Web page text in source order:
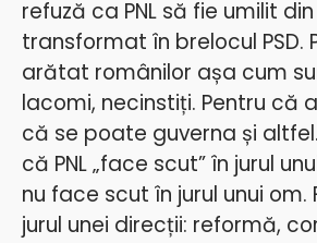
refuză ca PNL să fie umilit
transformat în brelocul PSD.
arătat românilor așa cum
lacomi, necinstiți. Pentru că
că se poate guverna și altfel.
că PNL „face scut” în jurul
nu face scut în jurul unui om.
jurul unei direcții: reformă,